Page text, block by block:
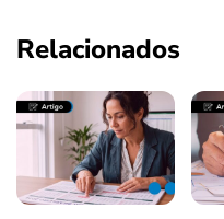
Relacionados